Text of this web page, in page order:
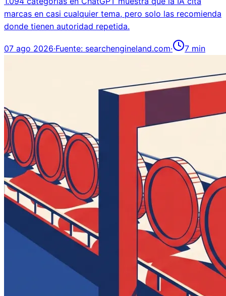
marcas en casi cualquier tema, pero solo las recomienda
donde tienen autoridad repetida.
07 ago 2026·Fuente: searchengineland.com· 7 min